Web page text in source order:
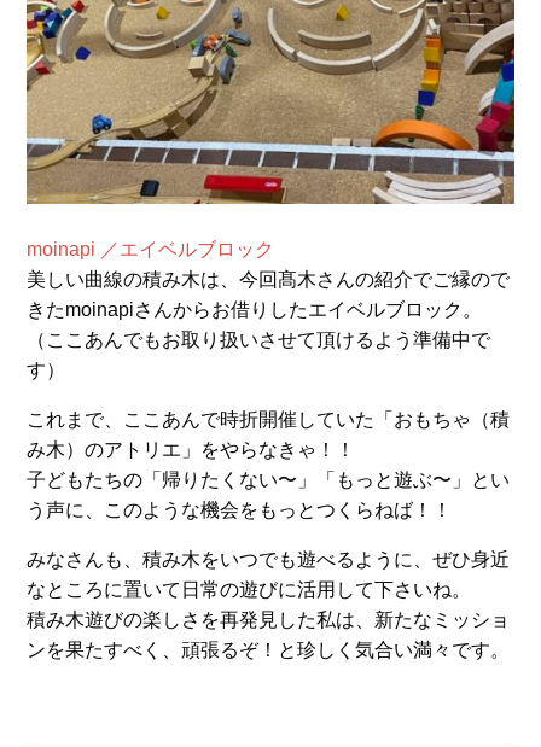
moinapi ／エイベルブロック
美しい曲線の積み木は、今回髙木さんの紹介でご縁ので
きたmoinapiさんからお借りしたエイベルブロック。
（ここあんでもお取り扱いさせて頂けるよう準備中で
す）
これまで、ここあんで時折開催していた「おもちゃ（積
み木）のアトリエ」をやらなきゃ！！
子どもたちの「帰りたくない〜」「もっと遊ぶ〜」とい
う声に、このような機会をもっとつくらねば！！
みなさんも、積み木をいつでも遊べるように、ぜひ身近
なところに置いて日常の遊びに活用して下さいね。
積み木遊びの楽しさを再発見した私は、新たなミッショ
ンを果たすべく、頑張るぞ！と珍しく気合い満々です。